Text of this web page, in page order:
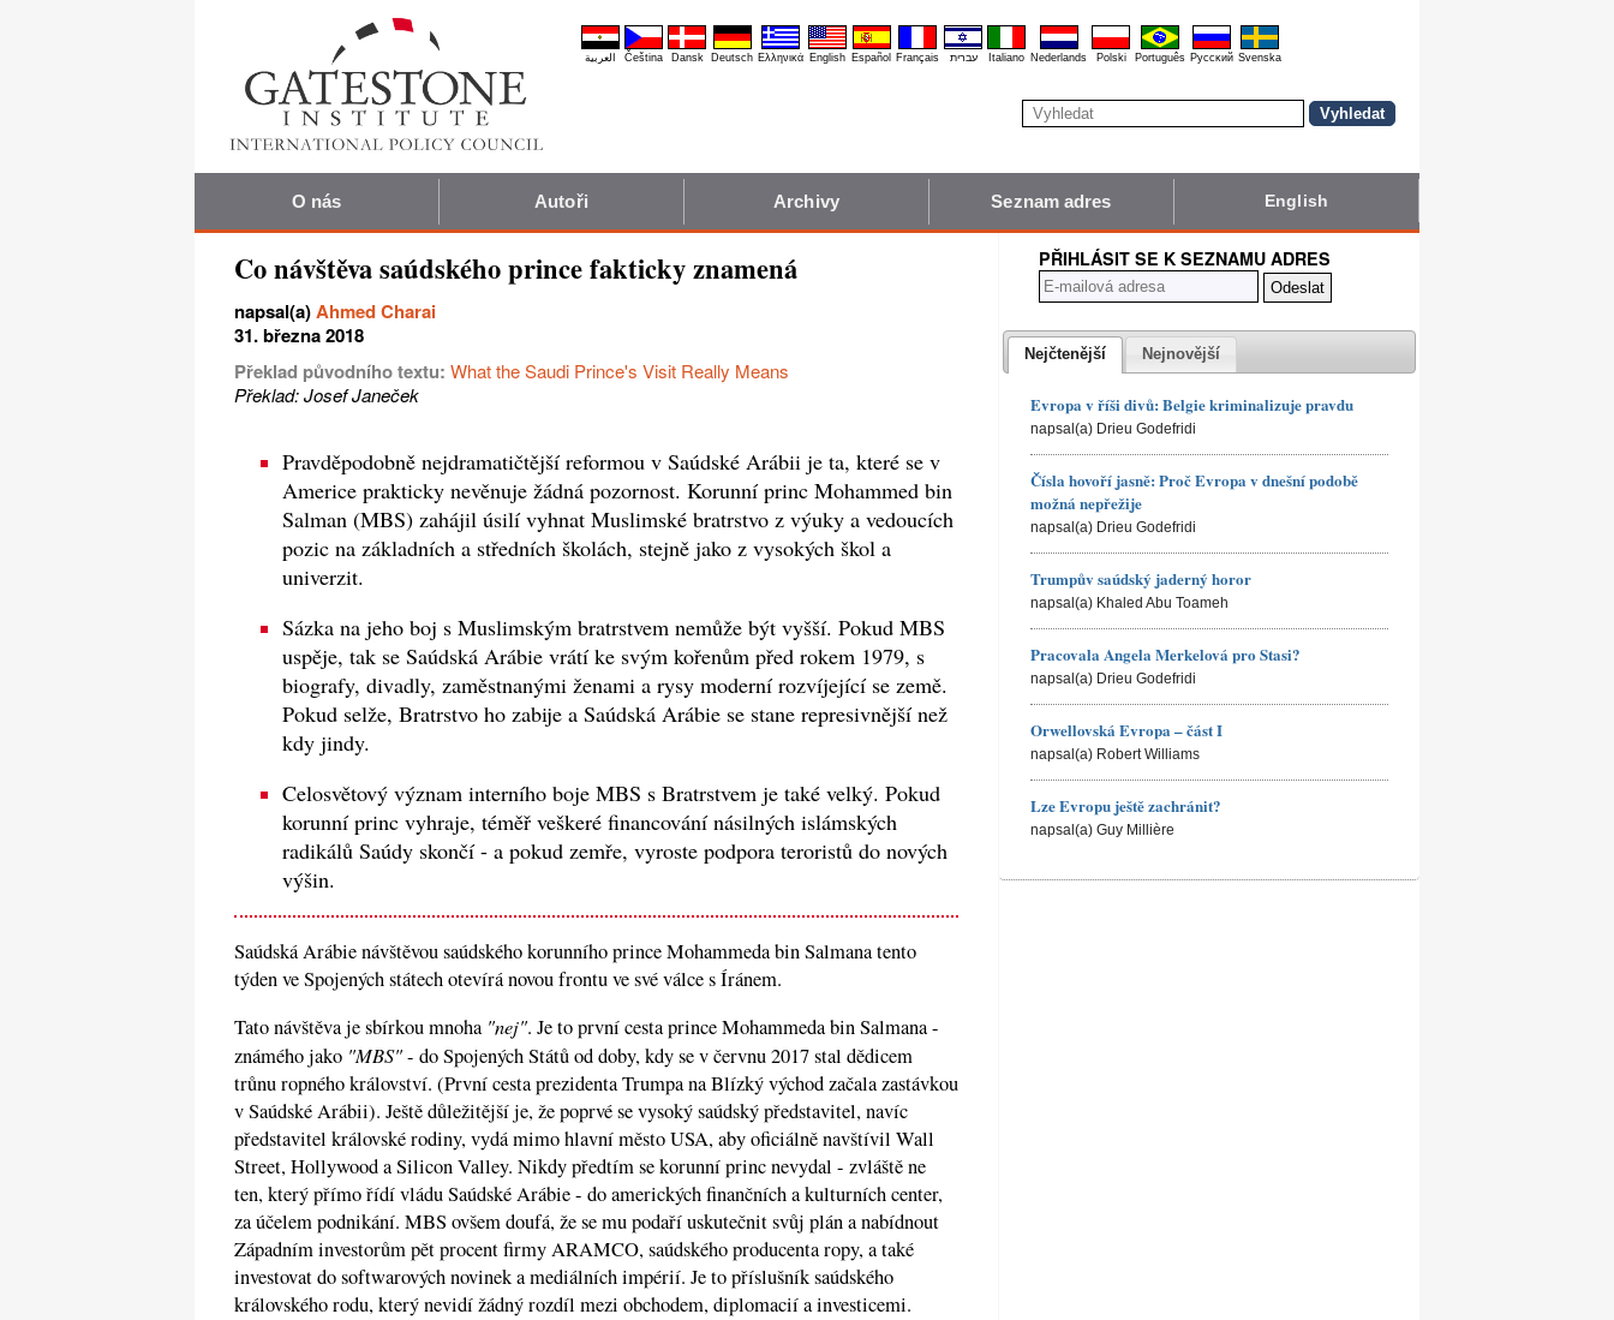
العربية Čeština Dansk Deutsch Ελληνικά English Español Français עברית Italiano Nederlands Polski Português Pyccĸий Svenska
O nás Autoři Archivy Seznam adres English
Co návštěva saúdského prince fakticky znamená
napsal(a)Ahmed Charai
31. března 2018
Překlad původního textu: What the Saudi Prince's Visit Really Means
Překlad: Josef Janeček
Pravděpodobně nejdramatičtější reformou v Saúdské Arábii je ta, které se v
Americe prakticky nevěnuje žádná pozornost. Korunní princ Mohammed bin
Salman (MBS) zahájil úsilí vyhnat Muslimské bratrstvo z výuky a vedoucích
pozic na základních a středních školách, stejně jako z vysokých škol a
univerzit.
Sázka na jeho boj s Muslimským bratrstvem nemůže být vyšší. Pokud MBS
uspěje, tak se Saúdská Arábie vrátí ke svým kořenům před rokem 1979, s
biografy, divadly, zaměstnanými ženami a rysy moderní rozvíjející se země.
Pokud selže, Bratrstvo ho zabije a Saúdská Arábie se stane represivnější než
kdy jindy.
Celosvětový význam interního boje MBS s Bratrstvem je také velký. Pokud
korunní princ vyhraje, téměř veškeré financování násilných islámských
radikálů Saúdy skončí - a pokud zemře, vyroste podpora teroristů do nových
výšin.
Saúdská Arábie návštěvou saúdského korunního prince Mohammeda bin Salmana tento
týden ve Spojených státech otevírá novou frontu ve své válce s Íránem.
Tato návštěva je sbírkou mnoha "nej". Je to první cesta prince Mohammeda bin Salmana -
známého jako "MBS"- do Spojených Států od doby, kdy se v červnu 2017 stal dědicem
trůnu ropného království. (První cesta prezidenta Trumpa na Blízký východ začala zastávkou
v Saúdské Arábii). Ještě důležitější je, že poprvé se vysoký saúdský představitel, navíc
představitel královské rodiny, vydá mimo hlavní město USA, aby oficiálně navštívil Wall
Street, Hollywood a Silicon Valley. Nikdy předtím se korunní princ nevydal - zvláště ne
ten, který přímo řídí vládu Saúdské Arábie - do amerických finančních a kulturních center,
za účelem podnikání. MBS ovšem doufá, že se mu podaří uskutečnit svůj plán a nabídnout
Západním investorům pět procent firmy ARAMCO, saúdského producenta ropy, a také
investovat do softwarových novinek a mediálních impérií. Je to příslušník saúdského
královského rodu, který nevidí žádný rozdíl mezi obchodem, diplomacií a investicemi.
PŘIHLÁSIT SE K SEZNAMU ADRES
Nejčtenější Nejnovější
Evropa v říši divů: Belgie kriminalizuje pravdu
napsal(a) Drieu Godefridi
Čísla hovoří jasně: Proč Evropa v dnešní podobě
možná nepřežije
napsal(a) Drieu Godefridi
Trumpův saúdský jaderný horor
napsal(a) Khaled Abu Toameh
Pracovala Angela Merkelová pro Stasi?
napsal(a) Drieu Godefridi
Orwellovská Evropa – část I
napsal(a) Robert Williams
Lze Evropu ještě zachránit?
napsal(a) Guy Millière